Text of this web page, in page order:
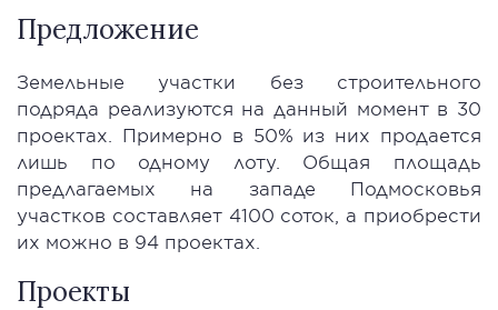
Предложение
Земельные участки без строительного
подряда реализуются на данный момент в 30
проектах. Примерно в 50% из них продается
лишь по одному лоту. Общая площадь
предлагаемых на западе Подмосковья
участков составляет 4100 соток, а приобрести
их можно в 94 проектах.
Проекты